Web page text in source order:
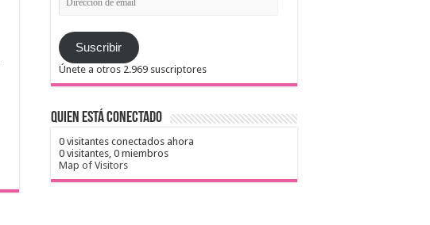
de
Suscribir
Únete a otros 2.969 suscriptores
Quien está conectado
0 visitantes conectados ahora
0 visitantes, 0 miembros
Map of Visitors